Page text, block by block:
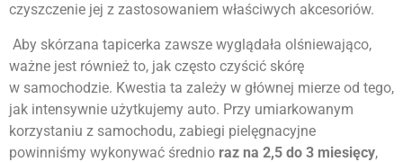
czyszczenie jej z zastosowaniem właściwych akcesoriów.
Aby skórzana tapicerka zawsze wyglądała olśniewająco,
ważne jest również to, jak często czyścić skórę
w samochodzie. Kwestia ta zależy w głównej mierze od tego,
jak intensywnie użytkujemy auto. Przy umiarkowanym
korzystaniu z samochodu, zabiegi pielęgnacyjne
powinniśmy wykonywać średnio raz na 2,5 do 3 miesięcy,